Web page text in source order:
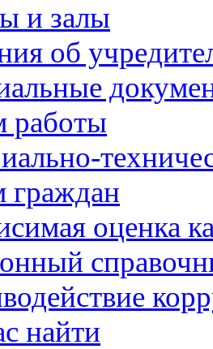
и залы
об
работы
граждан
оценка
найти